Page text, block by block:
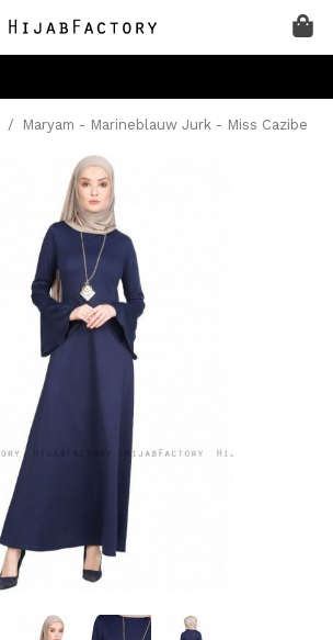
/ Maryam - Marineblauw Jurk - Miss Cazibe